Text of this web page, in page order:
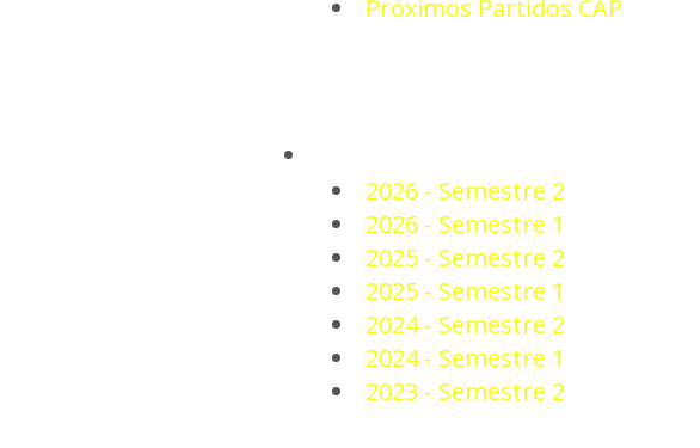
Próximos Partidos CAP
2026 - Semestre 2
2026 - Semestre 1
2025 - Semestre 2
2025 - Semestre 1
2024 - Semestre 2
2024 - Semestre 1
2023 - Semestre 2